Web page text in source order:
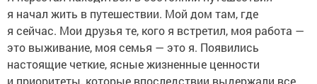
я начал жить в путешествии. Мой дом там, где
я сейчас. Мои друзья те, кого я встретил, моя работа —
это выживание, моя семья — это я. Появились
настоящие четкие, ясные жизненные ценности
и приоритеты, которые впоследствии выдержали все